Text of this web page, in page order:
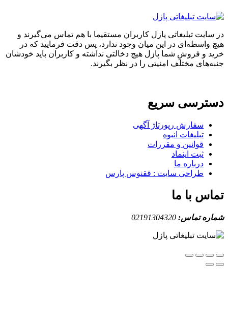
تبلیغاتی پازل کاربران مستقیما با هم تماس می‌گیرند و
در این میان وجود ندارد، پس دقت فرمایید که در
و فروشِ شما پازل هیچ دخالتی نداشته و کاربران باید خودشان
مختلف امنیتی را در نظر بگیرند.
سریع
سفارش رپورتاژ آگهی
تبلیغات انبوه
قوانین و مقررات
ثبت اینماد
درباره ما
طراحی سایت : ققنوس پارس
با ما
تماس:02191304320